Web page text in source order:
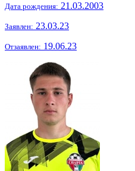
Дата рождения: 21.03.2003
Заявлен: 23.03.23
Отзаявлен: 19.06.23